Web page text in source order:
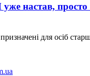
настав,
для осіб